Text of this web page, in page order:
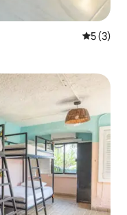
5 (3)